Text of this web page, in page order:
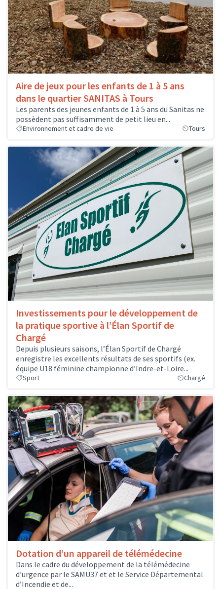
Aire de jeux pour les enfants de 1 à 5 ans
dans le quartier SANITAS à Tours
Les parents des jeunes enfants de 1 à 5 ans du Sanitas ne
possèdent pas suffisamment de petit lieu en...
Environnement et cadre de vie Tours
Investissements pour le développement de
la pratique sportive à l’Élan Sportif de
Chargé
Depuis plusieurs saisons, l’Élan Sportif de Chargé
enregistre les excellents résultats de ses sportifs (ex.
équipe U18 féminine championne d’Indre-et-Loire...
Sport Chargé
Dotation d’un appareil de télémédecine
Dans le cadre du développement de la télémédecine
d’urgence par le SAMU37 et et le Service Départemental
d’Incendie et de...